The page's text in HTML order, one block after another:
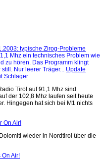
typische Zirog-Probleme
Mhz ein technisches Problem wie
zu hören. Das Programm klingt
Nur leerer Träger... Update
Schlager
Tirol auf 91,1 Mhz sind
der 102,8 Mhz laufen seit heute
Hingegen hat sich bei M1 nichts
On Air!
wieder in Nordtirol über die
Air!